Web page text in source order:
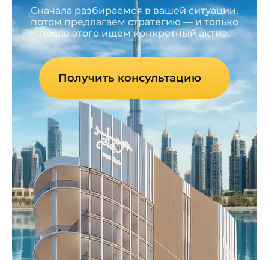
Сначала разбираемся в вашей ситуации,
потом предлагаем стратегию — и только
после этого ищем конкретный актив.
Получить консультацию